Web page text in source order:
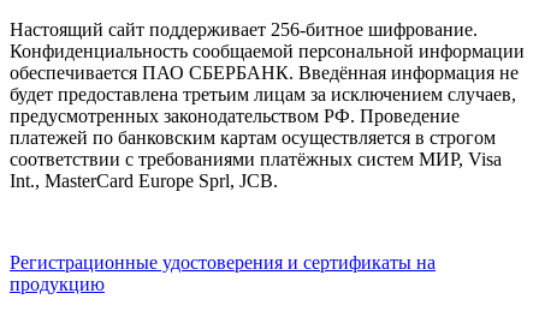
Настоящий сайт поддерживает 256-битное шифрование.
Конфиденциальность сообщаемой персональной информации
обеспечивается ПАО СБЕРБАНК. Введённая информация не
будет предоставлена третьим лицам за исключением случаев,
предусмотренных законодательством РФ. Проведение
платежей по банковским картам осуществляется в строгом
соответствии с требованиями платёжных систем МИР, Visa
Int., MasterCard Europe Sprl, JCB.
Регистрационные удостоверения и сертификаты на
продукцию